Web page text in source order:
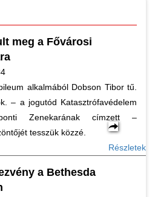
meg a Fővárosi
alkalmából Dobson Tibor tű.
– a jogutód Katasztrófavédelem
Zenekarának címzett –
tesszük közzé.
Részletek
a Bethesda